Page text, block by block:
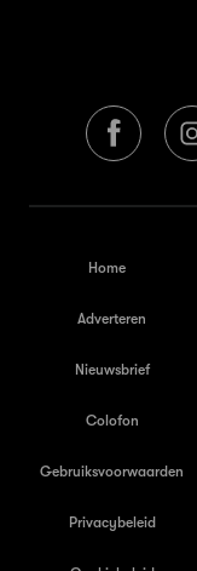
Home
Adverteren
Nieuwsbrief
Colofon
Gebruiksvoorwaarden
Privacybeleid